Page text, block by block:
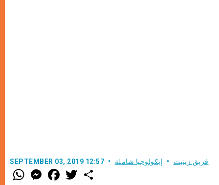
SEPTEMBER 03, 2019 12:57 فريق زينيت إيكولوجيا شاملة
W
h
M
e
F
a w